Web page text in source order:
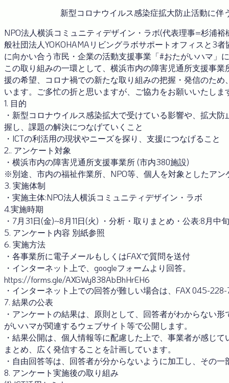
新型コロナウイルス感染症拡大防止活動に伴
NPO法人横浜コミュニティデザイン・ラボ(代表理事=杉浦
般社団法人YOKOHAMAリビングラボサポートオフィスと3
に向かい合う市民・企業の活動支援事業「#おたがいハマ」
この取り組みの一環として、横浜市内の障害児通所支援事
援の希望、コロナ禍での新たな取り組みの把握・発信のた
います。ご多忙の折と思いますが、ご協力をお願いいたしま
1. 目的
・新型コロナウイルス感染拡大で受けている影響や、拡大
握し、課題の解決につなげていくこと
・ICTの利活用の現状やニーズを探り、支援につなげること
2.. アンケート対象
・横浜市内の障害児通所支援事業所 (市内380施設)
※別途、市内の福祉作業所、NPO等、個人を対象としたアン
3. 実施体制
・実施主体:NPO法人横浜コミュニティデザイン・ラボ
4.実施時期
・7月31日(金)~8月11日(火) ・分析・取りまとめ・公表:8月中旬
5. アンケート内容 別紙参照
6. 実施方法
・各事業所に電子メールもしくはFAXで質問を送付
・インターネット上で、googleフォームより回答。
https://forms.gle/AXGWy838AbBhHrEH6
・インターネット上での回答が難しい場合は、FAX 045-
7. 結果の公表
・アンケートの結果は、原則として、回答者がわからない
がいハマが関連するウェブサイト等で公開します。
・結果公開は、個人情報等に配慮した上で、事業者が感じ
まとめ、広く発信することを計画しています。
・自由回答等は、回答者が分からないように加工し、その
8. アンケート実施後の取り組み